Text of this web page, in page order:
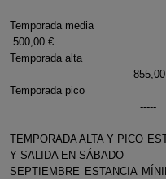
Temporada
500,00
Temporada
855,00
Temporada
TEMPORADA ALTA Y PICO
Y SALIDA EN SÁBADO
SEPTIEMBRE ESTANCIA